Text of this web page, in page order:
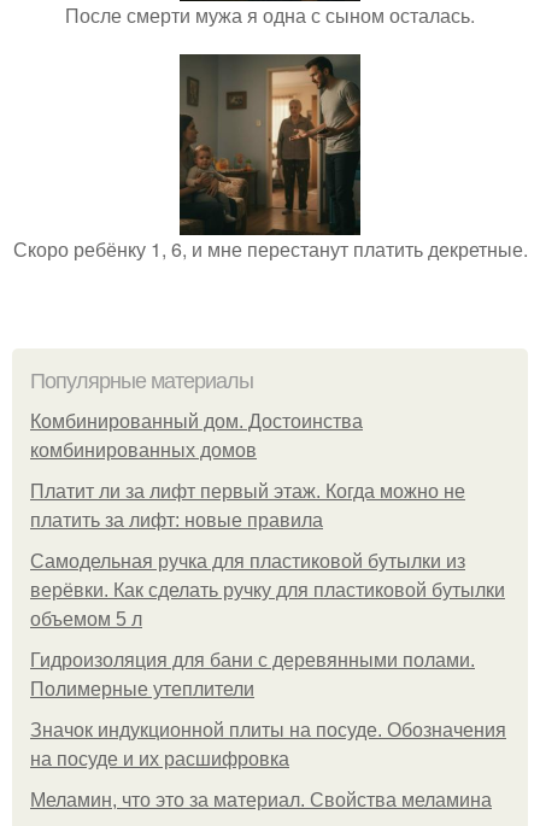
После смерти мужа я одна с сыном осталась.
Скоро ребёнку 1, 6, и мне перестанут платить декретные.
Популярные материалы
Комбинированный дом. Достоинства
комбинированных домов
Платит ли за лифт первый этаж. Когда можно не
платить за лифт: новые правила
Самодельная ручка для пластиковой бутылки из
верёвки. Как сделать ручку для пластиковой бутылки
объемом 5 л
Гидроизоляция для бани с деревянными полами.
Полимерные утеплители
Значок индукционной плиты на посуде. Обозначения
на посуде и их расшифровка
Меламин, что это за материал. Свойства меламина